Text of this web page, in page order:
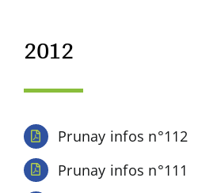
2012
Prunay infos n°112
Prunay infos n°111